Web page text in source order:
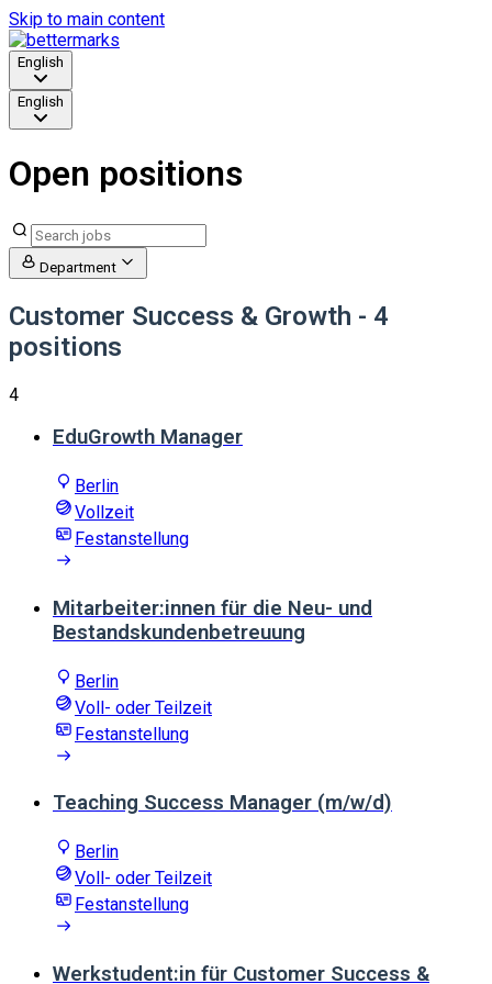
Skip to main content
English
English
Open positions
Department
Customer Success & Growth - 4
positions
4
EduGrowth Manager
Berlin
Vollzeit
Festanstellung
Mitarbeiter:innen für die Neu- und
Bestandskundenbetreuung
Berlin
Voll- oder Teilzeit
Festanstellung
Teaching Success Manager (m/w/d)
Berlin
Voll- oder Teilzeit
Festanstellung
Werkstudent:in für Customer Success &